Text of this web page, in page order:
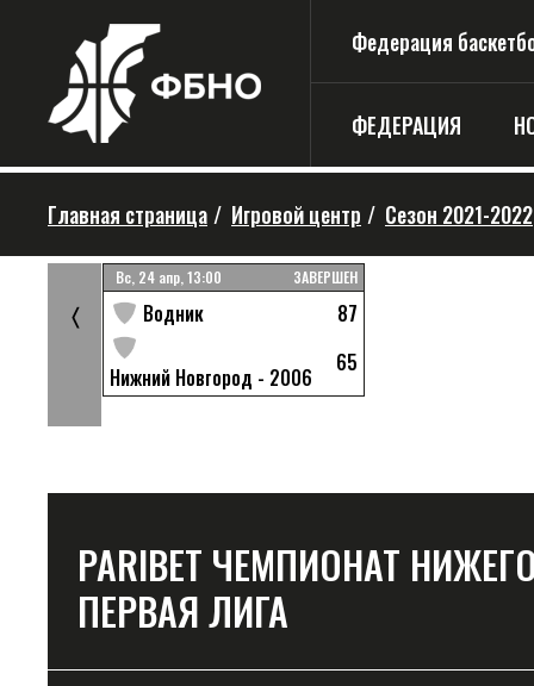
Федерация
ФЕДЕРАЦИЯ
Главная страница / Игровой центр / Сезон 2021-2022
44
Вс, 24 апр, 13:00 ЗАВЕРШЕН
Водник 87
Нижний Новгород - 2006
65
〈
PARIBET ЧЕМПИОНАТ
ПЕРВАЯ ЛИГА